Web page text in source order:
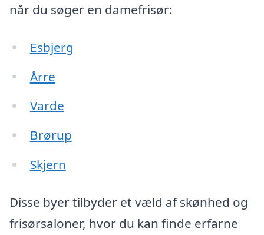
når du søger en damefrisør:
Esbjerg
Årre
Varde
Brørup
Skjern
Disse byer tilbyder et væld af skønhed og
frisørsaloner, hvor du kan finde erfarne